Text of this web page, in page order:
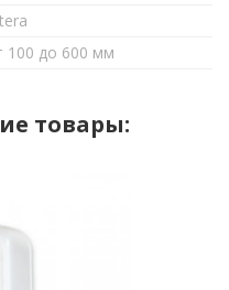
100 до 600 мм
товары: